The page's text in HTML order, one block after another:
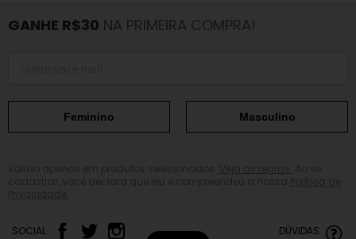
GANHE R$30 NA PRIMEIRA COMPRA!
Feminino Masculino
SOCIAL DÚVIDAS